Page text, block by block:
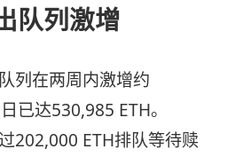
队列激增
列在两周内激增约
已达530,985 ETH。
202,000 ETH排队等待赎